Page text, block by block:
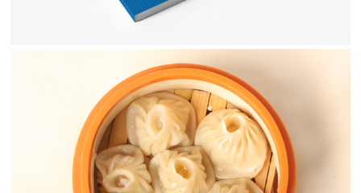
食品拍摄
连锁早餐品牌产品拍摄